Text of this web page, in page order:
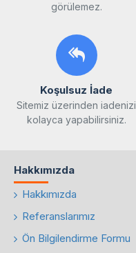
görülemez.
Koşulsuz İade
Sitemiz üzerinden iadenizi
kolayca yapabilirsiniz.
Hakkımızda
Hakkımızda
Referanslarımız
Ön Bilgilendirme Formu